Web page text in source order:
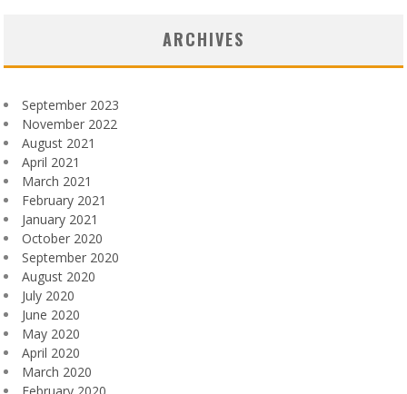
ARCHIVES
September 2023
November 2022
August 2021
April 2021
March 2021
February 2021
January 2021
October 2020
September 2020
August 2020
July 2020
June 2020
May 2020
April 2020
March 2020